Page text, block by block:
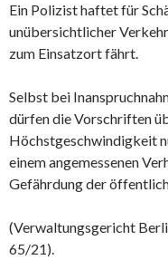
Ein Polizist haftet für
unübersichtlicher
zum Einsatzort fährt.
Selbst bei
dürfen die Vorschriften
Höchstgeschwindigkeit
einem angemessenen
Gefährdung der
(Verwaltungsgericht
65/21).